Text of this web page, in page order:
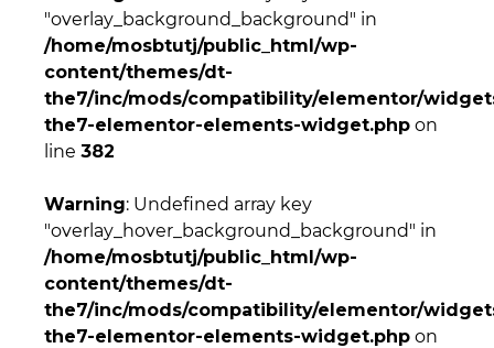
"overlay_background_background" in
/home/mosbtutj/public_html/wp-
content/themes/dt-
the7/inc/mods/compatibility/elementor/
the7-elementor-elements-widget.php on
line 382
Warning: Undefined array key
"overlay_hover_background_background" in
/home/mosbtutj/public_html/wp-
content/themes/dt-
the7/inc/mods/compatibility/elementor/
the7-elementor-elements-widget.php on